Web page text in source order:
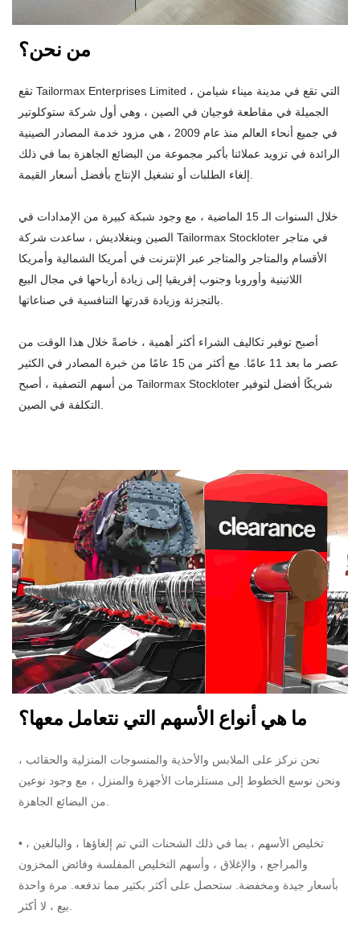
من نحن؟
تقع Tailormax Enterprises Limited ، التي تقع في مدينة ميناء شيامن
الجميلة في مقاطعة فوجيان في الصين ، وهي أول شركة ستوكلوتير
في جميع أنحاء العالم منذ عام 2009 ، هي مزود خدمة المصادر الصينية
الرائدة في تزويد عملائنا بأكبر مجموعة من البضائع الجاهزة بما في ذلك
إلغاء الطلبات أو تشغيل الإنتاج بأفضل أسعار القيمة.
خلال السنوات الـ 15 الماضية ، مع وجود شبكة كبيرة من الإمدادات في
الصين وبنغلاديش ، ساعدت شركة Tailormax Stockloter في متاجر
الأقسام والمتاجر والمتاجر عبر الإنترنت في أمريكا الشمالية وأمريكا
اللاتينية وأوروبا وجنوب إفريقيا إلى زيادة أرباحها في مجال البيع
بالتجزئة وزيادة قدرتها التنافسية في صناعاتها.
أصبح توفير تكاليف الشراء أكثر أهمية ، خاصةً خلال هذا الوقت من
عصر ما بعد 11 عامًا. مع أكثر من 15 عامًا من خبرة المصادر في الكثير
من أسهم التصفية ، أصبح Tailormax Stockloter شريكًا أفضل لتوفير
التكلفة في الصين.
ما هي أنواع الأسهم التي نتعامل معها؟
نحن نركز على الملابس والأحذية والمنسوجات المنزلية والحقائب ،
ونحن نوسع الخطوط إلى مستلزمات الأجهزة والمنزل ، مع وجود نوعين
• تخليص الأسهم ، بما في ذلك الشحنات التي تم إلغاؤها ، والبالغين ،
والمراجع ، والإغلاق ، وأسهم التخليص المفلسة وفائض المخزون
بأسعار جيدة ومخفضة. ستحصل على أكثر بكثير مما تدفعه. مرة واحدة